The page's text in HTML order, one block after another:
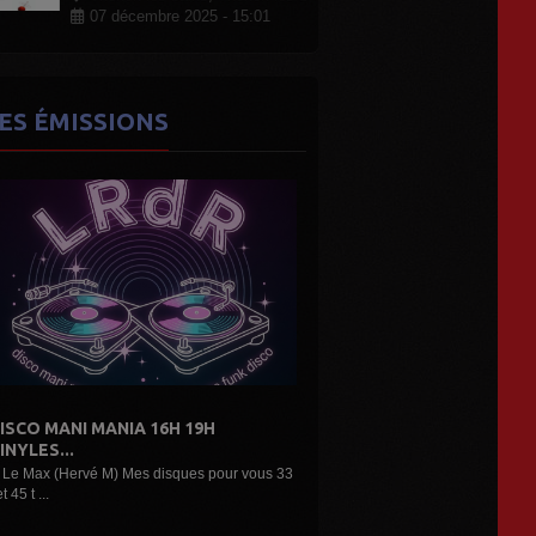
07 décembre 2025 - 15:01
ÉMISSIONS
DE L'AIR...LES DÉCOUVERTES
ARTISTES...
Une belle émission musicale des découvertes,
nouveaux...